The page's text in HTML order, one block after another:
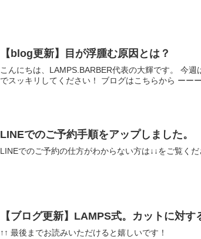
【blog更新】目が浮腫む原因とは？
こんにちは、LAMPS.BARBER代表の大輝です。 今
でスッキリしてください！ ブログはこちらから ーー
LINEでのご予約手順をアップしました。
LINEでのご予約の仕方がわからない方は↓↓をご覧く
【ブログ更新】LAMPS式。カットに対す
↑↑ 最後までお読みいただけると嬉しいです！